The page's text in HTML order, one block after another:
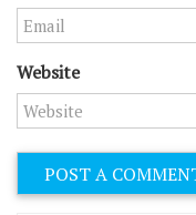
Website